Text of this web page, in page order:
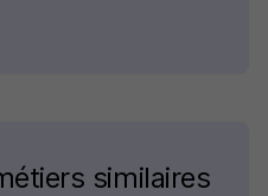
similaires